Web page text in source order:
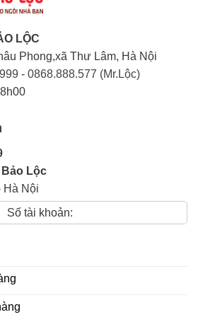
tiên tính từ
xưởng.
thành khác:
động tuỳ khu vực
Về độ dày:
LỘC
Phong,xã Thư Lâm, Hà Nội
- 0868.888.577 (Mr.Lộc)
Bảo Lộc
Hà Nội
Số tài khoản: